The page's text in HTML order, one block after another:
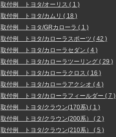
取付例 トヨタ/オーリス ( 1 )
取付例 トヨタ/カムリ ( 18 )
取付例 トヨタ/GRカローラ ( 1 )
取付例 トヨタ/カローラスポーツ ( 42 )
取付例 トヨタ/カローラセダン ( 4 )
取付例 トヨタ/カローラツーリング ( 29 )
取付例 トヨタ/カローラクロス ( 16 )
取付例 トヨタ/カローラアクシオ ( 4 )
取付例 トヨタ/カローラフィールダー ( 7 )
取付例 トヨタ/クラウン(170系) ( 1 )
取付例 トヨタ/クラウン(200系） ( 2 )
取付例 トヨタ/クラウン(210系） ( 5 )